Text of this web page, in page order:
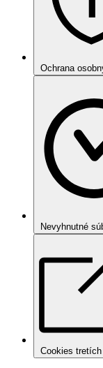
Ochrana
Nevyhnutné
Cookies